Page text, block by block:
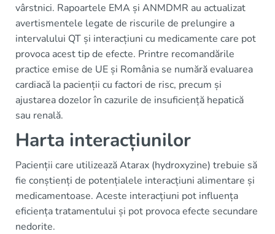
vârstnici. Rapoartele EMA și ANMDMR au actualizat
avertismentele legate de riscurile de prelungire a
intervalului QT și interacțiuni cu medicamente care pot
provoca acest tip de efecte. Printre recomandările
practice emise de UE și România se numără evaluarea
cardiacă la pacienții cu factori de risc, precum și
ajustarea dozelor în cazurile de insuficiență hepatică
sau renală.
Harta interacțiunilor
Pacienții care utilizează Atarax (hydroxyzine) trebuie să
fie conștienți de potențialele interacțiuni alimentare și
medicamentoase. Aceste interacțiuni pot influența
eficiența tratamentului și pot provoca efecte secundare
nedorite.